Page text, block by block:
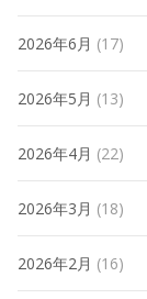
2026年6月 (17)
2026年5月 (13)
2026年4月 (22)
2026年3月 (18)
2026年2月 (16)